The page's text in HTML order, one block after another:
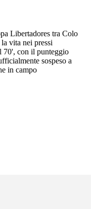
Libertadores tra Colo
vita nei pressi
70', con il punteggio
sospeso a
in campo